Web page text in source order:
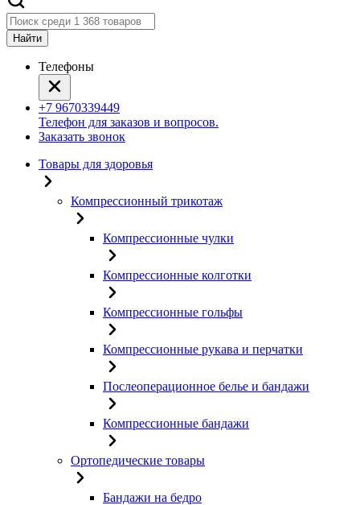
Найти
Телефоны
+7 9670339449
Телефон для заказов и вопросов.
Заказать звонок
Товары для здоровья
Компрессионный трикотаж
Компрессионные чулки
Компрессионные колготки
Компрессионные гольфы
Компрессионные рукава и перчатки
Послеоперационное белье и бандажи
Компрессионные бандажи
Ортопедические товары
Бандажи на бедро